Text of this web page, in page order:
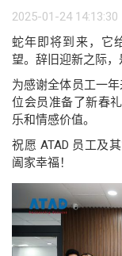
2025-01-24 14:13:30
蛇年即将到来，它
望。辞旧迎新之际，
为感谢全体员工一
位会员准备了新春
乐和情感价值。
祝愿 ATAD 员工及
阖家幸福！